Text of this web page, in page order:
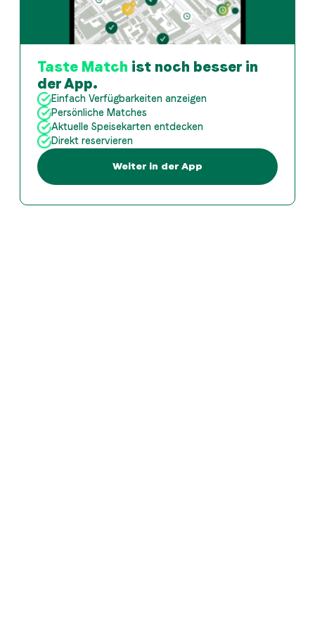
Taste Match ist noch besser in
der App.
Einfach Verfügbarkeiten anzeigen
Persönliche Matches
Aktuelle Speisekarten entdecken
Direkt reservieren
Weiter in der App